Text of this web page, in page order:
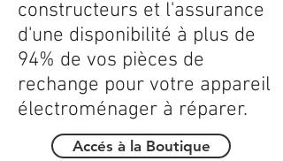
constructeurs et l'assurance
d'une disponibilité à plus de
94% de vos pièces de
rechange pour votre appareil
électroménager à réparer.
Accés à la Boutique